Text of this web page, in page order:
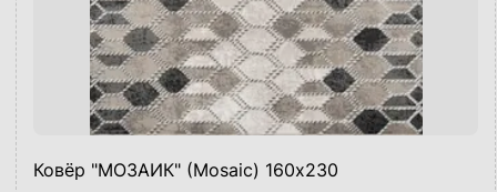
Ковёр "МОЗАИК" (Mosaic) 160х230